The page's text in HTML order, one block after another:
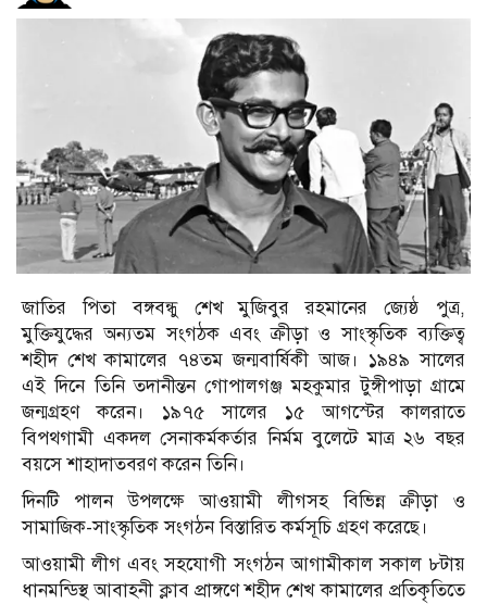
জাতির পিতা বঙ্গবন্ধু শেখ মুজিবুর রহমানের জ্যেষ্ঠ পুত্র,
মুক্তিযুদ্ধের অন্যতম সংগঠক এবং ক্রীড়া ও সাংস্কৃতিক ব্যক্তিত্ব
শহীদ শেখ কামালের ৭৪তম জন্মবার্ষিকী আজ। ১৯৪৯ সালের
এই দিনে তিনি তদানীন্তন গোপালগঞ্জ মহকুমার টুঙ্গীপাড়া গ্রামে
জন্মগ্রহণ করেন। ১৯৭৫ সালের ১৫ আগস্টের কালরাতে
বিপথগামী একদল সেনাকর্মকর্তার নির্মম বুলেটে মাত্র ২৬ বছর
বয়সে শাহাদাতবরণ করেন তিনি।
দিনটি পালন উপলক্ষে আওয়ামী লীগসহ বিভিন্ন ক্রীড়া ও
সামাজিক-সাংস্কৃতিক সংগঠন বিস্তারিত কর্মসূচি গ্রহণ করেছে।
আওয়ামী লীগ এবং সহযোগী সংগঠন আগামীকাল সকাল ৮টায়
ধানমন্ডিস্থ আবাহনী ক্লাব প্রাঙ্গণে শহীদ শেখ কামালের প্রতিকৃতিতে